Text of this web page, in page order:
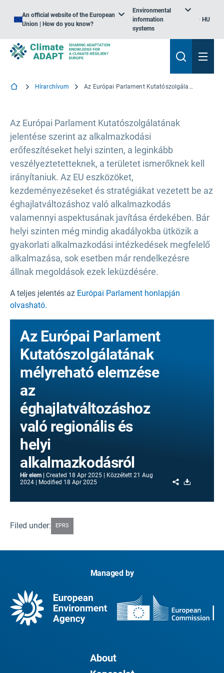
An official website of the European
Union | How do you know?
Environmental
information
systems
HU
Hírarchívum Az Európai Parlament Kutatószolgálatának mélyreható elemzése az éghajlatváltozáshoz való regionális és helyi alkalmazkodásról
Az Európai Parlament Kutatószolgálatának
jelentése szerint az alkalmazkodási
erőfeszítéseket helyi szinten, a leginkább
veszélyeztetetteknek, a területet ismerőknek kell
irányítaniuk. Az EU eszközöket,
kezdeményezéseket és stratégiákat vezetett be az
éghajlatváltozáshoz való alkalmazkodás
valamennyi aspektusának javítása érdekében. Bár
helyi szinten még mindig akadályokba ütközik a
gyakorlati alkalmazkodási intézkedések megfelelő
alkalmazása, sok esetben már rendelkezésre
állnak megoldások ezek leküzdésére.
A teljes jelentés az Európai Parlament honlapján
olvasható.
Az Európai Parlament
Kutatószolgálatának
mélyreható elemzése
az
éghajlatváltozáshoz
való regionális és
helyi
alkalmazkodásról
Hír elem Created 18 Apr 2025 Közzétett 21 Aug
2024
Modified 18 Apr 2025 Share
Filed under: EPRS
Managed by
About